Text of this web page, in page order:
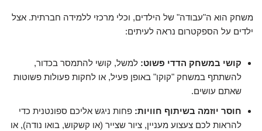
משחק הוא ה"עבודה" של הילדים, וכלי מרכזי ללמידה חברתית. אצל
ילדים על הספקטרום נראה לעיתים:
קושי במשחק הדדי פשוט: למשל, קושי להתמסר בכדור,
להשתתף במשחק "קוקו" באופן פעיל, או לחקות פעולות פשוטות
שאתם עושים.
חוסר יוזמה בשיתוף חוויות: פחות ניגש אליכם ספונטנית כדי
להראות לכם צעצוע מעניין, ציור שצייר (או קשקוש, בואו נודה), או